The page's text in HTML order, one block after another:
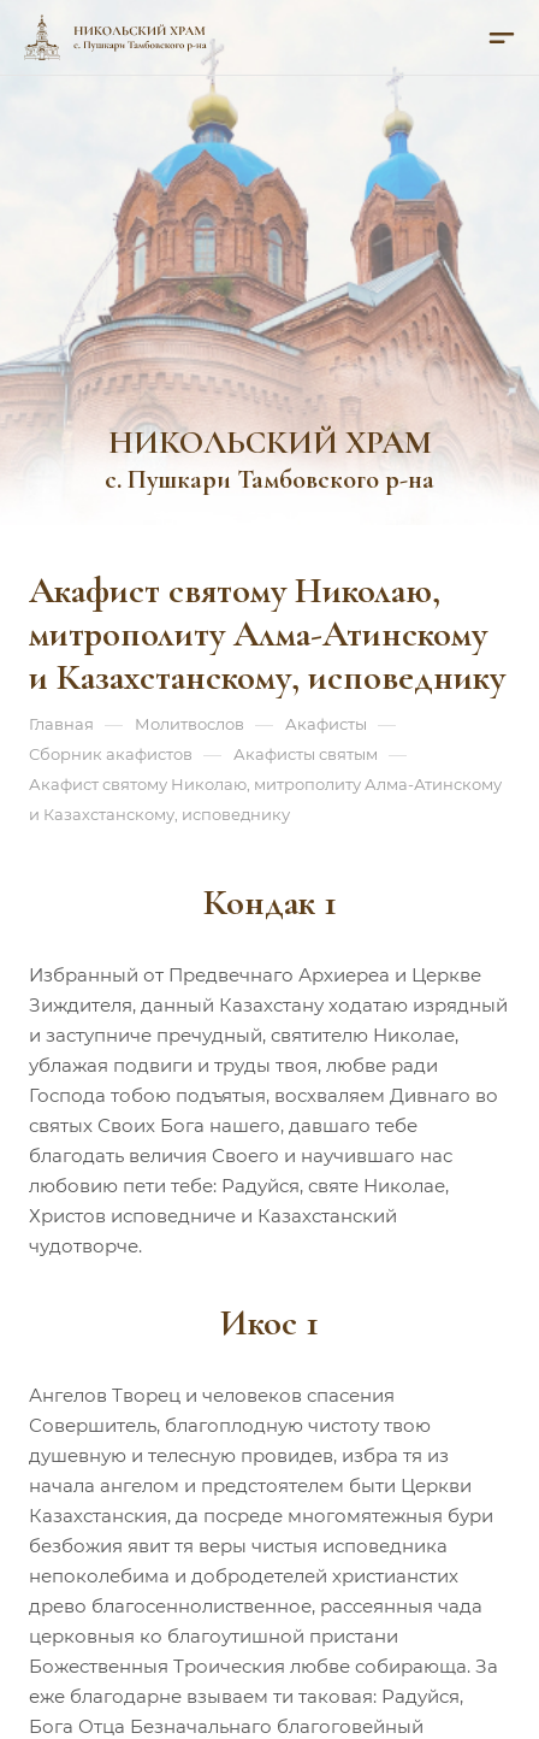
НИКОЛЬСКИЙ ХРАМ
с. Пушкари Тамбовского р-на
Акафист святому Николаю,
митрополиту Алма-Атинскому
и Казахстанскому, исповеднику
Главная — Молитвослов — Акафисты —
Сборник акафистов — Акафисты святым —
Акафист святому Николаю, митрополиту Алма-Атинскому
и Казахстанскому, исповеднику
Кондак 1
Избранный от Предвечнаго Архиереа и Церкве
Зиждителя, данный Казахстану ходатаю изрядный
и заступниче пречудный, святителю Николае,
ублажая подвиги и труды твоя, любве ради
Господа тобою подъятыя, восхваляем Дивнаго во
святых Своих Бога нашего, давшаго тебе
благодать величия Своего и научившаго нас
любовию пети тебе: Радуйся, святе Николае,
Христов исповедниче и Казахстанский
чудотворче.
Икос 1
Ангелов Творец и человеков спасения
Совершитель, благоплодную чистоту твою
душевную и телесную провидев, избра тя из
начала ангелом и предстоятелем быти Церкви
Казахстанския, да посреде многомятежныя бури
безбожия явит тя веры чистыя исповедника
непоколебима и добродетелей христианстих
древо благосеннолиственное, рассеянныя чада
церковныя ко благоутишной пристани
Божественныя Троическия любве собирающа. За
еже благодарне взываем ти таковая: Радуйся,
Бога Отца Безначальнаго благоговейный